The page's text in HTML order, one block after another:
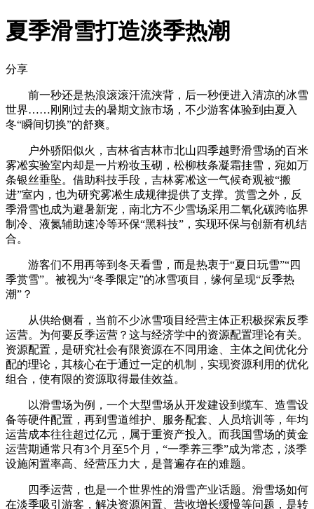
夏季滑雪打造淡季热潮
分享
前一秒还是热浪滚滚汗流浃背，后一秒便进入清凉的冰雪
世界……刚刚过去的暑期文旅市场，不少游客体验到由夏入
冬“瞬间切换”的舒爽。
户外骄阳似火，吉林省吉林市北山四季越野滑雪场的百米
雾凇实验室内却是一片粉妆玉砌，松柳枝条凝霜挂雪，宛如万
条银丝垂坠。借助科技手段，吉林雾凇这一气候奇观被“搬
进”室内，也为研究雾凇生成规律提供了支撑。赏雪之外，反
季滑雪也成为避暑新宠，南北方不少雪场采用二氧化碳跨临界
制冷、液氮辅助速冷等环保“黑科技”，实现环保与创新有机结
合。
游客们不用再等到冬天看雪，而是热衷于“夏日玩雪”“四
季赏雪”。被视为“冬季限定”的冰雪项目，缘何呈现“反季热
潮”？
从供给侧看，当前不少冰雪项目经营主体正积极探索反季
运营。为何要反季运营？这与经济学中的资源配置理论有关。
资源配置，是研究社会有限资源在不同用途、主体之间优化分
配的理论，其核心在于通过一定的机制，实现资源利用的优化
组合，使有限的资源取得最佳效益。
以滑雪场为例，一个大型雪场从开发建设到缆车、造雪设
备等硬件配置，再到雪道维护、服务配套、人员培训等，年均
运营成本往往超过亿元，属于重资产投入。而我国雪场的黄金
运营期通常只有3个月至5个月，“一季养三季”成为常态，淡季
设施闲置率高、经营压力大，是普遍存在的难题。
四季运营，也是一个世界性的滑雪产业话题。滑雪场如何
在淡季吸引游客，解决资源闲置、营收增长缓慢等问题，是转